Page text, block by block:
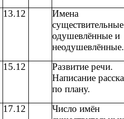
13.12
Имена
существительные
одушевлённые и
неодушевлённые.
15.12
Развитие речи.
Написание
по плану.
17.12
Число имён